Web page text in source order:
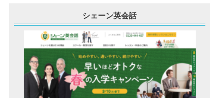
シェーン英会話